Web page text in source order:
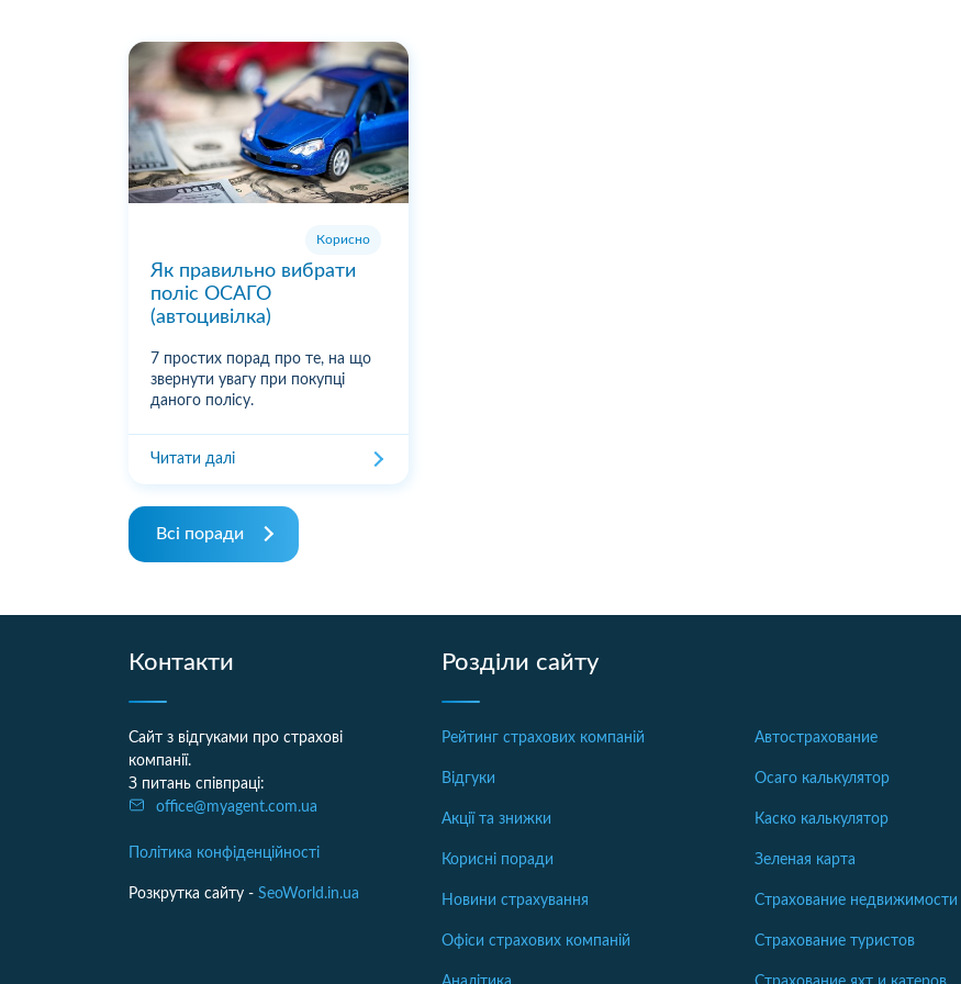
Корисно
Як правильно вибрати
поліс ОСАГО
(автоцивілка)
7 простих порад про те, на що
звернути увагу при покупці
даного полісу.
Читати далі
Всі поради
Контакти
Сайт з відгуками про страхові
компанії.
З питань співпраці:
office@myagent.com.ua
Політика конфіденційності
Розкрутка сайту - SeoWorld.in.ua
Розділи сайту
Рейтинг страхових компаній
Відгуки
Акції та знижки
Корисні поради
Новини страхування
Офіси страхових компаній
Автострахование
Осаго калькулятор
Каско калькулятор
Зеленая карта
Страхование недвижимости
Страхование туристов